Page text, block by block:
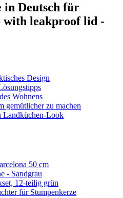
in Deutsch für
with leakproof lid -
Design
Wohnens
gemütlicher zu machen
Landküchen-Look
50 cm
- Sandgrau
12-teilig grün
für Stumpenkerze